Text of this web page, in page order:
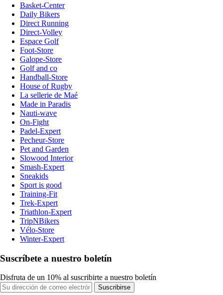
Basket-Center
Daily Bikers
Direct Running
Direct-Volley
Espace Golf
Foot-Store
Galope-Store
Golf and co
Handball-Store
House of Rugby
La sellerie de Maé
Made in Paradis
Nauti-wave
On-Fight
Padel-Expert
Pecheur-Store
Pet and Garden
Slowood Interior
Smash-Expert
Sneakids
Sport is good
Training-Fit
Trek-Expert
Triathlon-Expert
TripNBikers
Vélo-Store
Winter-Expert
Suscríbete a nuestro boletín
Disfruta de un 10% al suscribirte a nuestro boletín
Suscribirse